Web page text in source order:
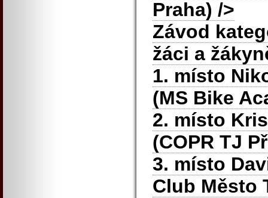
Praha) />
Závod
žáci a
1. místo
(MS Bike
2. místo
(COPR TJ
3. místo
Club Město